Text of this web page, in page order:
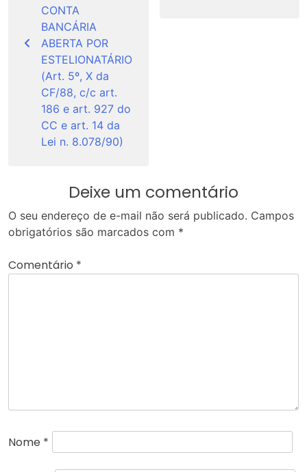
CONTA
BANCÁRIA
ABERTA POR
ESTELIONATÁRIO
(Art. 5º, X da
CF/88, c/c art.
186 e art. 927 do
CC e art. 14 da
Lei n. 8.078/90)
Deixe um comentário
O seu endereço de e-mail não será publicado. Campos
obrigatórios são marcados com *
Comentário *
Nome *